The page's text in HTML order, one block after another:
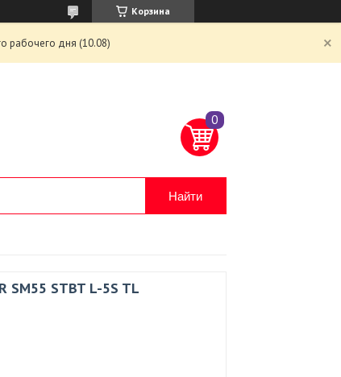
Корзина
рабочего дня (10.08)
Найти
SM55 STBT L-5S TL